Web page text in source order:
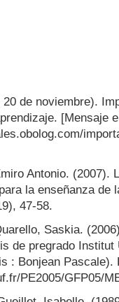
de noviembre).
[Mensaje
Antonio. (2007).
la enseñanza
47-58.
Saskia.
de pregrado
: Bonjean Pascale).
PE2005/GFP05/